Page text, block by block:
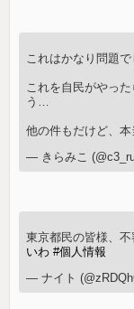
これはかなり問題で
これを自民がやっ
う…
他の件もだけど、
— きらみこ
東京都民の皆様、
いわ #個人情報
— ナイト